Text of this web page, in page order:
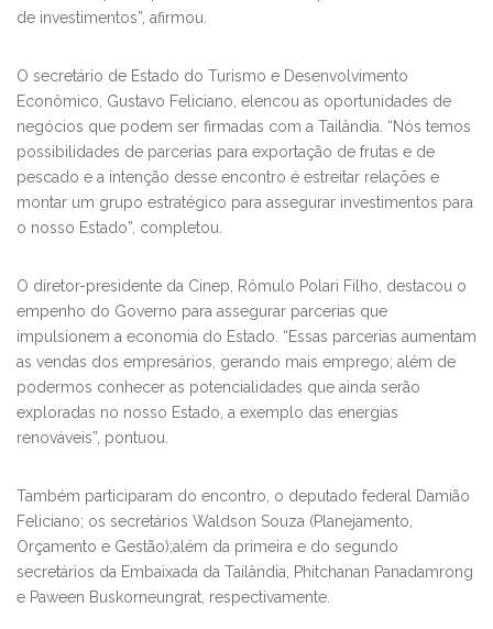
de investimentos”, afirmou.
O secretário de Estado do Turismo e Desenvolvimento
Econômico, Gustavo Feliciano, elencou as oportunidades de
negócios que podem ser firmadas com a Tailândia. “Nós temos
possibilidades de parcerias para exportação de frutas e de
pescado e a intenção desse encontro é estreitar relações e
montar um grupo estratégico para assegurar investimentos para
o nosso Estado”, completou.
O diretor-presidente da Cinep, Rômulo Polari Filho, destacou o
empenho do Governo para assegurar parcerias que
impulsionem a economia do Estado. “Essas parcerias aumentam
as vendas dos empresários, gerando mais emprego; além de
podermos conhecer as potencialidades que ainda serão
exploradas no nosso Estado, a exemplo das energias
renováveis”, pontuou.
Também participaram do encontro, o deputado federal Damião
Feliciano; os secretários Waldson Souza (Planejamento,
Orçamento e Gestão);além da primeira e do segundo
secretários da Embaixada da Tailândia, Phitchanan Panadamrong
e Paween Buskorneungrat, respectivamente.